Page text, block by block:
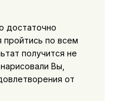
достаточно
пройтись по всем
получится не
Вы,
от